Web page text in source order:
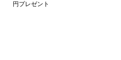
円プレゼント